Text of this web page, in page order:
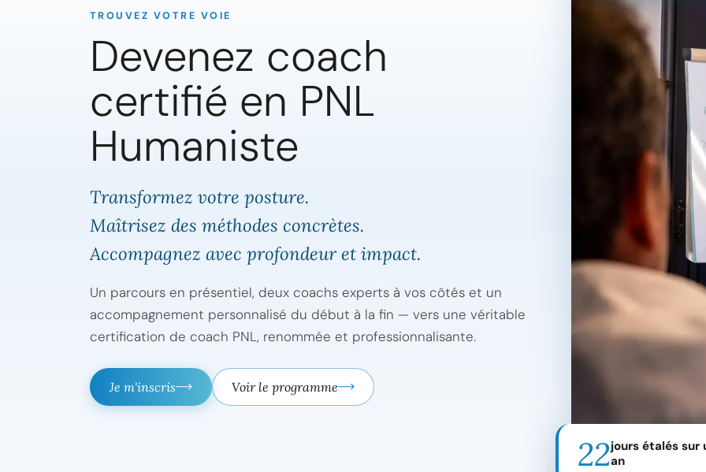
TROUVEZ VOTRE VOIE
Devenez coach
certifié en PNL
Humaniste
Transformez votre posture.
Maîtrisez des méthodes concrètes.
Accompagnez avec profondeur et impact.
Un parcours en présentiel, deux coachs experts à vos côtés et un
accompagnement personnalisé du début à la fin — vers une véritable
certification de coach PNL, renommée et professionnalisante.
Je m'inscris Voir le programme
22jours étalés sur
an